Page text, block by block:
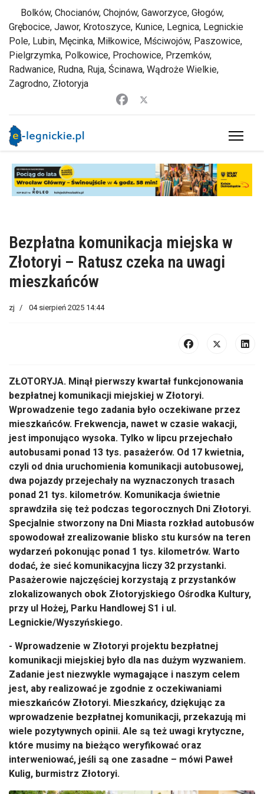
Bolków, Chocianów, Chojnów, Gaworzyce, Głogów,
Grębocice, Jawor, Krotoszyce, Kunice, Legnica, Legnickie
Pole, Lubin, Męcinka, Miłkowice, Mściwojów, Paszowice,
Pielgrzymka, Polkowice, Prochowice, Przemków,
Radwanice, Rudna, Ruja, Ścinawa, Wądroże Wielkie,
Zagrodno, Złotoryja
Bezpłatna komunikacja miejska w
Złotoryi – Ratusz czeka na uwagi
mieszkańców
zj 04 sierpień 2025 14:44
ZŁOTORYJA. Minął pierwszy kwartał funkcjonowania
bezpłatnej komunikacji miejskiej w Złotoryi.
Wprowadzenie tego zadania było oczekiwane przez
mieszkańców. Frekwencja, nawet w czasie wakacji,
jest imponująco wysoka. Tylko w lipcu przejechało
autobusami ponad 13 tys. pasażerów. Od 17 kwietnia,
czyli od dnia uruchomienia komunikacji autobusowej,
dwa pojazdy przejechały na wyznaczonych trasach
ponad 21 tys. kilometrów. Komunikacja świetnie
sprawdziła się też podczas tegorocznych Dni Złotoryi.
Specjalnie stworzony na Dni Miasta rozkład autobusów
spowodował zrealizowanie blisko stu kursów na teren
wydarzeń pokonując ponad 1 tys. kilometrów. Warto
dodać, że sieć komunikacyjna liczy 32 przystanki.
Pasażerowie najczęściej korzystają z przystanków
zlokalizowanych obok Złotoryjskiego Ośrodka Kultury,
przy ul Hożej, Parku Handlowej S1 i ul.
Legnickie/Wyszyńskiego.
- Wprowadzenie w Złotoryi projektu bezpłatnej
komunikacji miejskiej było dla nas dużym wyzwaniem.
Zadanie jest niezwykle wymagające i naszym celem
jest, aby realizować je zgodnie z oczekiwaniami
mieszkańców Złotoryi. Mieszkańcy, dziękując za
wprowadzenie bezpłatnej komunikacji, przekazują mi
wiele pozytywnych opinii. Ale są też uwagi krytyczne,
które musimy na bieżąco weryfikować oraz
interweniować, jeśli są one zasadne – mówi Paweł
Kulig, burmistrz Złotoryi.